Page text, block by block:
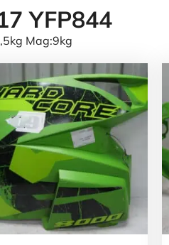
YFP844
Mag:9kg